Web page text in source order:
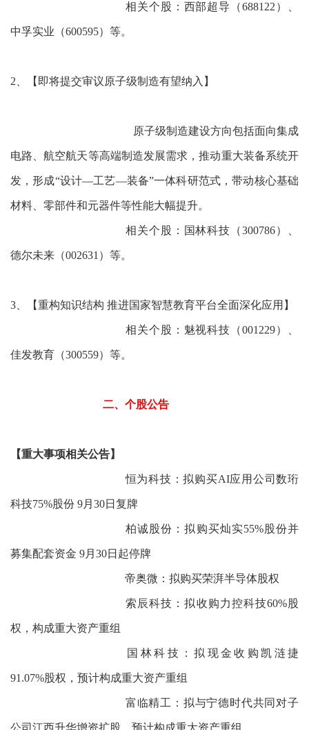
相关个股：西部超导（688122）、
中孚实业（600595）等。
2、【即将提交审议原子级制造有望纳入】
原子级制造建设方向包括面向集成
电路、航空航天等高端制造发展需求，推动重大装备系统开
发，形成“设计—工艺—装备”一体科研范式，带动核心基础
材料、零部件和元器件等性能大幅提升。
相关个股：国林科技（300786）、
德尔未来（002631）等。
3、【重构知识结构 推进国家智慧教育平台全面深化应用】
相关个股：魅视科技（001229）、
佳发教育（300559）等。
二、个股公告
【重大事项相关公告】
恒为科技：拟购买AI应用公司数珩
科技75%股份 9月30日复牌
柏诚股份：拟购买灿实55%股份并
募集配套资金 9月30日起停牌
帝奥微：拟购买荣湃半导体股权
索辰科技：拟收购力控科技60%股
权，构成重大资产重组
国林科技：拟现金收购凯涟捷
91.07%股权，预计构成重大资产重组
富临精工：拟与宁德时代共同对子